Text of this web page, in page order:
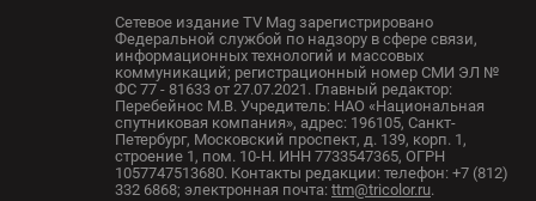
Сетевое издание TV Mag зарегистрировано
Федеральной службой по надзору в сфере связи,
информационных технологий и массовых
коммуникаций; регистрационный номер СМИ ЭЛ №
ФС 77 - 81633 от 27.07.2021. Главный редактор:
Перебейнос М.В. Учредитель: НАО «Национальная
спутниковая компания», адрес: 196105, Санкт-
Петербург, Московский проспект, д. 139, корп. 1,
строение 1, пом. 10-Н. ИНН 7733547365, ОГРН
1057747513680. Контакты редакции: телефон: +7 (812)
332 6868; электронная почта: ttm@tricolor.ru.